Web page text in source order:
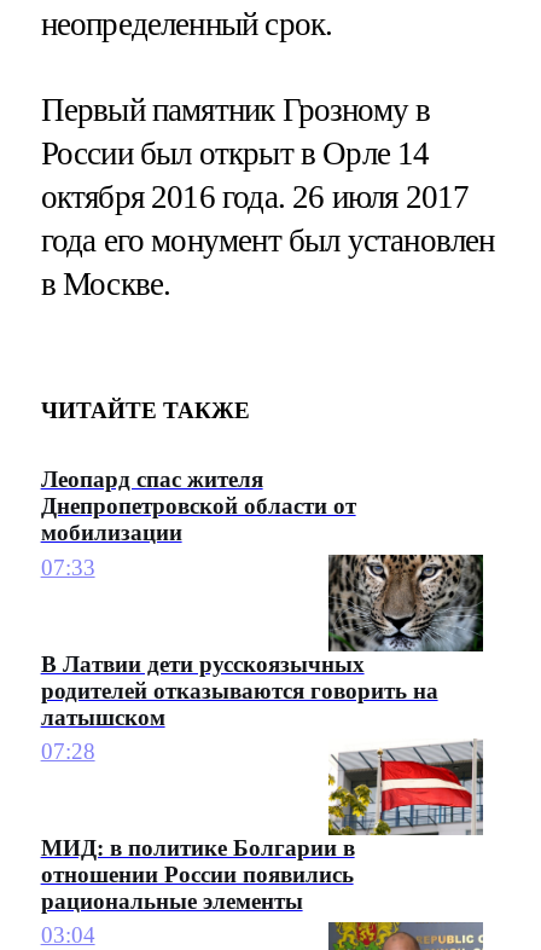
неопределенный срок.
Первый памятник Грозному в
России был открыт в Орле 14
октября 2016 года. 26 июля 2017
года его монумент был установлен
в Москве.
ЧИТАЙТЕ ТАКЖЕ
Леопард спас жителя
Днепропетровской области от
мобилизации
07:33
В Латвии дети русскоязычных
родителей отказываются говорить на
латышском
07:28
МИД: в политике Болгарии в
отношении России появились
рациональные элементы
03:04